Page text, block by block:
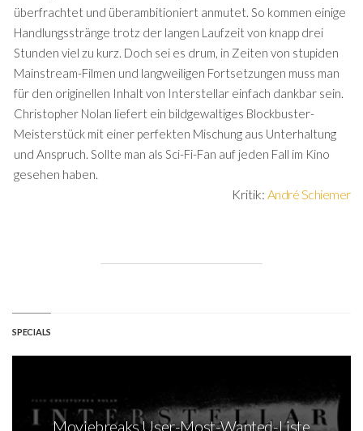
überfrachtet und überambitioniert anmutet. So kommen einige
Handlungsstränge trotz der langen Laufzeit von knapp drei
Stunden viel zu kurz. Doch sei es drum, in Zeiten von stupiden
Mainstream-Filmen und langweiligen Fortsetzungen muss man
für den originellen Inhalt von Interstellar einfach dankbar sein.
Christopher Nolan liefert ein bildgewaltiges Blockbuster-
Meisterstück mit einer perfekten Mischung aus Unterhaltung
und Anspruch. Sollte man als Sci-Fi-Fan auf jeden Fall im Kino
gesehen haben.
Kritik: André Schiemer
SPECIALS
Moviebreaks User-Most-Wanted-Liste